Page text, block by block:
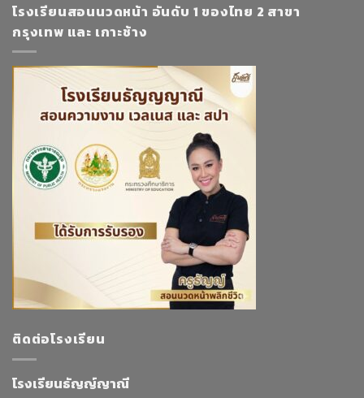
โรงเรียนสอนนวดหน้า อันดับ 1 ของไทย 2 สาขา
กรุงเทพ และ เกาะช้าง
ติดต่อโรงเรียน
โรงเรียนธัญญ์ญาณี